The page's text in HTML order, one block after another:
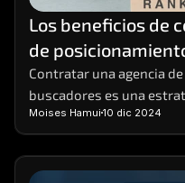
Los beneficios de
de
Contratar una agencia
buscadores es una
visibilidad de tu negocio
ofrecen el conocimiento
para implementar
Moises Hamui 10 dic 2024